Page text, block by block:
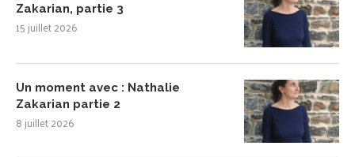
Zakarian, partie 3
15 juillet 2026
Un moment avec : Nathalie
Zakarian partie 2
8 juillet 2026